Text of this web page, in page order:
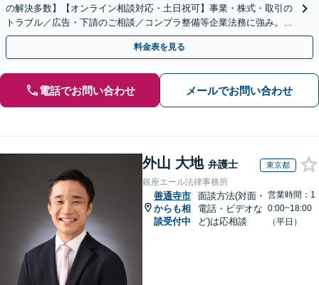
の解決多数】【オンライン相談対応・土日祝可】事業・株式・取引の
トラブル／広告・下請のご相談／コンプラ整備等企業法務に強み。株
式の相続／誹謗中傷対策／不動産問題まで幅広く対応！
料金表を見る
電話でお問い合わせ メールでお問い合わせ
外山 大地 弁護士 東京都
銀座エール法律事務所
善通寺市
からも相
談受付中
面談方法(対面・
電話・ビデオな
ど)は応相談
営業時間：1
0:00~18:00
（平日）